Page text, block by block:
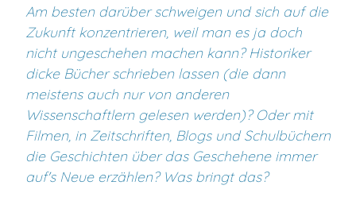
Am besten darüber schweigen und sich auf die
Zukunft konzentrieren, weil man es ja doch
nicht ungeschehen machen kann? Historiker
dicke Bücher schrieben lassen (die dann
meistens auch nur von anderen
Wissenschaftlern gelesen werden)? Oder mit
Filmen, in Zeitschriften, Blogs und Schulbüchern
die Geschichten über das Geschehene immer
auf's Neue erzählen? Was bringt das?